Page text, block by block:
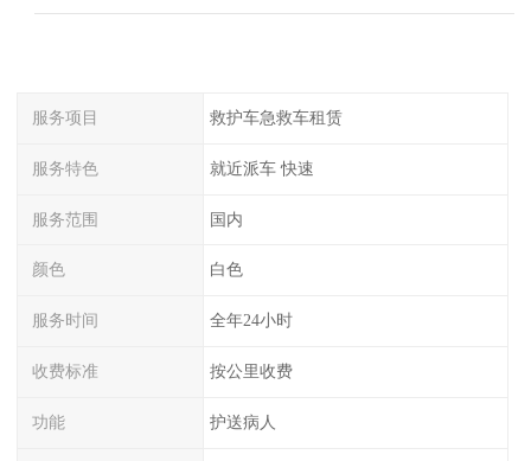
服务项目 救护车急救车租赁
服务特色 就近派车 快速
服务范围 国内
颜色 白色
服务时间 全年24小时
收费标准 按公里收费
功能 护送病人